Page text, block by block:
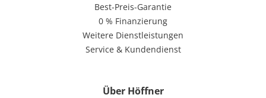
Best-Preis-Garantie
0 % Finanzierung
Weitere Dienstleistungen
Service & Kundendienst
Über Höffner